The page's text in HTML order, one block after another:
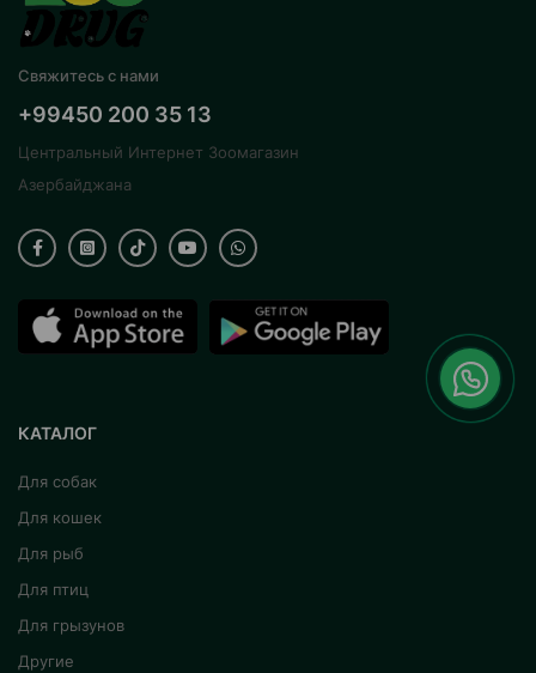
Свяжитесь с нами
+99450 200 35 13
Центральный Интернет Зоомагазин
Азербайджана
КАТАЛОГ
Для собак
Для кошек
Для рыб
Для птиц
Для грызунов
Другие